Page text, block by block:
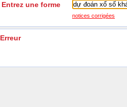
Entrez une forme
notices corrigées
Erreur